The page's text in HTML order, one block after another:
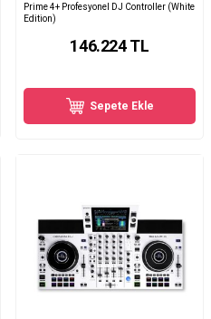
Prime 4+ Profesyonel DJ Controller (White
Edition)
146.224TL
Sepete Ekle